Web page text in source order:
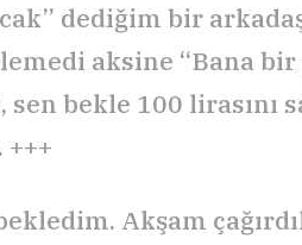
dediğim bir
aksine “Bana
sen bekle 100 lirasını
Akşam